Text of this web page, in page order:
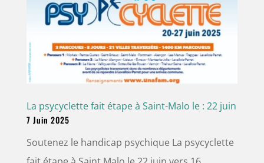
La psycyclette fait étape à Saint-Malo le : 22 juin
7 Juin 2025
Soutenez le handicap psychique La psycyclette